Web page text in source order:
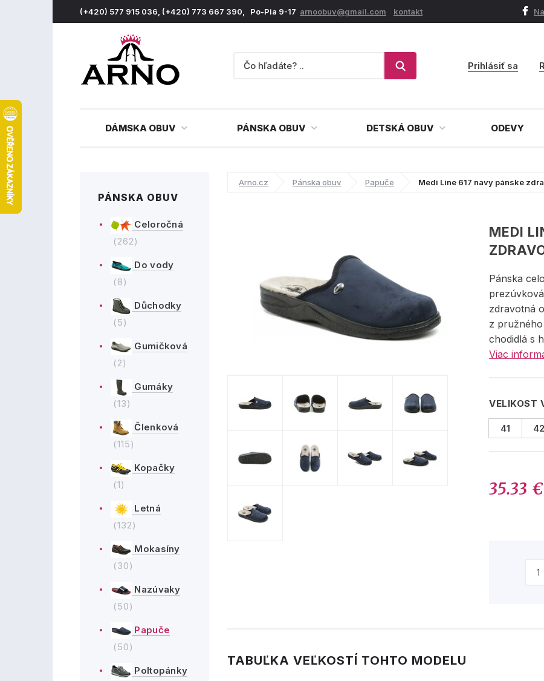
(+420) 577 915 036, (+420) 773 667 390, Po-Pia 9-17 arnoobuv@gmail.com kontakt
Prihlásiť sa
DÁMSKA OBUV PÁNSKA OBUV DETSKÁ OBUV ODEVY
PÁNSKA OBUV
Celoročná
(262)
Do vody
(8)
Důchodky
(5)
Gumičková
(2)
Gumáky
(13)
Členková
(115)
Kopačky
(1)
Letná
(132)
Mokasíny
(30)
Nazúvaky
(50)
Papuče
(50)
Poltopánky
Arno.cz Pánska obuv Papuče Medi Line 617 navy pánske
MEDI
Pánska
zdravotná
z
chodidlá s
Viac
VELIKOST
41 42
35.33 €
TABUĽKA VEĽKOSTÍ TOHTO MODELU